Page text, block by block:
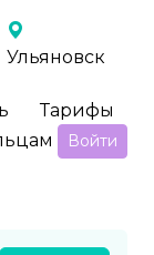
Ульяновск
Тарифы
Войти